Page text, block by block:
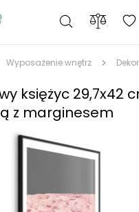
Wyposażenie wnętrz
księżyc 29,7x42
z marginesem